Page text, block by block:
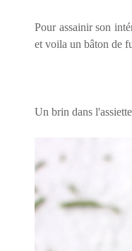
Pour assainir son
et voila un bâton de
Un brin dans